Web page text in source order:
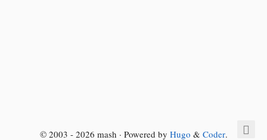
© 2003 - 2026 mash · Powered by Hugo & Coder.